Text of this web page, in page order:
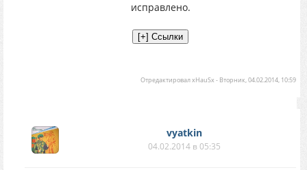
исправлено.
ОтредактировалxHauSx - Вторник, 04.02.2014, 10:59
vyatkin
04.02.2014 в 05:35